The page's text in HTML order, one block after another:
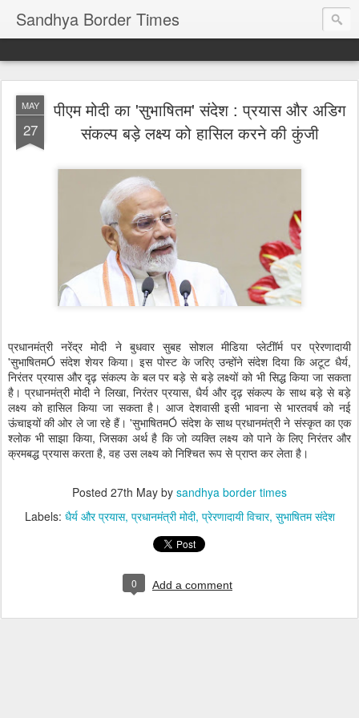
Sandhya Border Times
MAY
27
पीएम मोदी का 'सुभाषितम' संदेश : प्रयास और अडिग
संकल्प बड़े लक्ष्य को हासिल करने की कुंजी
प्रधानमंत्री नरेंद्र मोदी ने बुधवार सुबह सोशल मीडिया प्लेटीॉर्म पर प्रेरणादायी
'सुभाषितमÓ संदेश शेयर किया। इस पोस्ट के जरिए उन्होंने संदेश दिया कि अटूट धैर्य,
निरंतर प्रयास और दृढ़ संकल्प के बल पर बड़े से बड़े लक्ष्यों को भी सिद्ध किया जा सकता
है। प्रधानमंत्री मोदी ने लिखा, निरंतर प्रयास, धैर्य और दृढ़ संकल्प के साथ बड़े से बड़े
लक्ष्य को हासिल किया जा सकता है। आज देशवासी इसी भावना से भारतवर्ष को नई
ऊंचाइयों की ओर ले जा रहे हैं। 'सुभाषितमÓ संदेश के साथ प्रधानमंत्री ने संस्कृत का एक
श्लोक भी साझा किया, जिसका अर्थ है कि जो व्यक्ति लक्ष्य को पाने के लिए निरंतर और
क्रमबद्ध प्रयास करता है, वह उस लक्ष्य को निश्चित रूप से प्राप्त कर लेता है।
Posted 27th May by sandhya border times
Labels: धैर्य और प्रयास प्रधानमंत्री मोदी प्रेरणादायी विचार सुभाषितम संदेश
0 Add a comment